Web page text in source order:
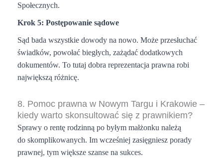
Społecznych.
Krok 5: Postępowanie sądowe
Sąd bada wszystkie dowody na nowo. Może przesłuchać
świadków, powołać biegłych, zażądać dodatkowych
dokumentów. To tutaj dobra reprezentacja prawna robi
największą różnicę.
8. Pomoc prawna w Nowym Targu i Krakowie –
kiedy warto skonsultować się z prawnikiem?
Sprawy o rentę rodzinną po byłym małżonku należą
do skomplikowanych. Im wcześniej zasięgniesz porady
prawnej, tym większe szanse na sukces.